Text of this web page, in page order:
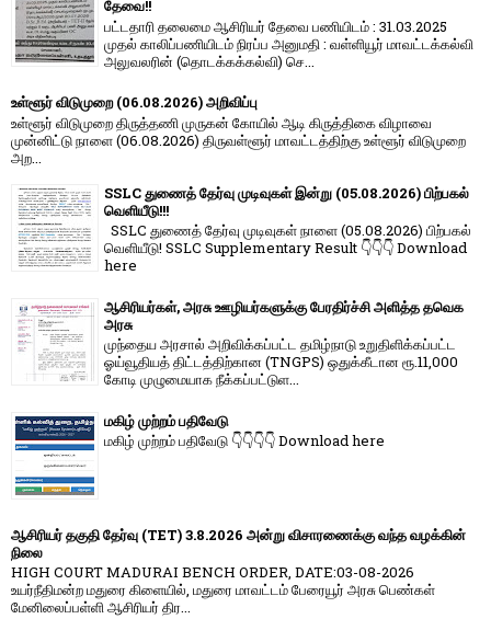
தேவை!!
பட்டதாரி தலைமை ஆசிரியர் தேவை பணியிடம் : 31.03.2025
முதல் காலிப்பணியிடம் நிரப்ப அனுமதி : வள்ளியூர் மாவட்டக்கல்வி
அலுவலரின் (தொடக்கக்கல்வி) செ...
உள்ளூர் விடுமுறை (06.08.2026) அறிவிப்பு
உள்ளூர் விடுமுறை திருத்தணி முருகன் கோயில் ஆடி கிருத்திகை விழாவை
முன்னிட்டு நாளை (06.08.2026) திருவள்ளூர் மாவட்டத்திற்கு உள்ளூர் விடுமுறை
அற...
SSLC துணைத் தேர்வு முடிவுகள் இன்று (05.08.2026) பிற்பகல்
வெளியீடு!!!
SSLC துணைத் தேர்வு முடிவுகள் நாளை (05.08.2026) பிற்பகல்
வெளியீடு! SSLC Supplementary Result 👇👇👇 Download
here
ஆசிரியர்கள், அரசு ஊழியர்களுக்கு பேரதிர்ச்சி அளித்த தவெக
அரசு
முந்தைய அரசால் அறிவிக்கப்பட்ட தமிழ்நாடு உறுதிளிக்கப்பட்ட
ஓய்வூதியத் திட்டத்திற்கான (TNGPS) ஒதுக்கீடான ரூ.11,000
கோடி முழுமையாக நீக்கப்பட்டுள...
மகிழ் முற்றம் பதிவேடு
மகிழ் முற்றம் பதிவேடு 👇👇👇👇 Download here
ஆசிரியர் தகுதி தேர்வு (TET) 3.8.2026 அன்று விசாரணைக்கு வந்த வழக்கின்
நிலை
HIGH COURT MADURAI BENCH ORDER, DATE:03-08-2026
உயர்நீதிமன்ற மதுரை கிளையில், மதுரை மாவட்டம் பேரையூர் அரசு பெண்கள்
மேனிலைப்பள்ளி ஆசிரியர் திர...